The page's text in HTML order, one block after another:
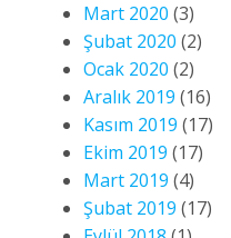
Mart 2020 (3)
Şubat 2020 (2)
Ocak 2020 (2)
Aralık 2019 (16)
Kasım 2019 (17)
Ekim 2019 (17)
Mart 2019 (4)
Şubat 2019 (17)